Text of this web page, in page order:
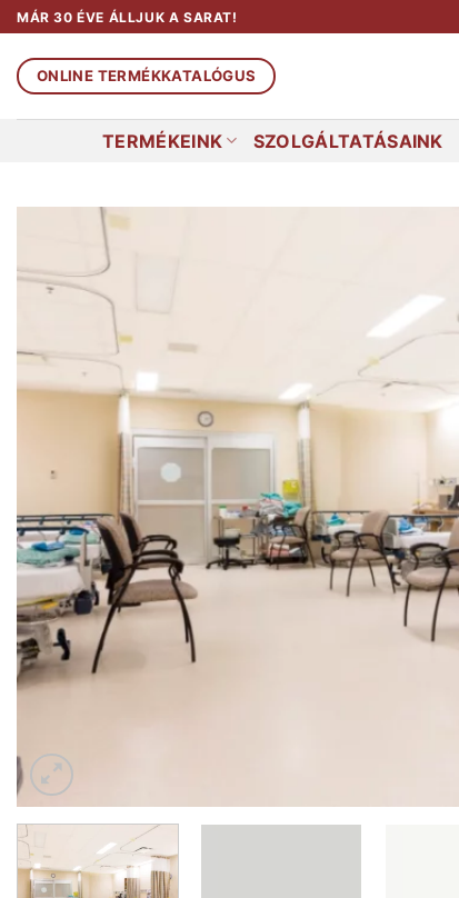
Skip
to
content
MÁR 30 ÉVE ÁLLJUK A SARAT!
ONLINE TERMÉKKATALÓGUS
TERMÉKEINK SZOLGÁLTATÁSAINK